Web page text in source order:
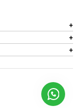
+
+
+